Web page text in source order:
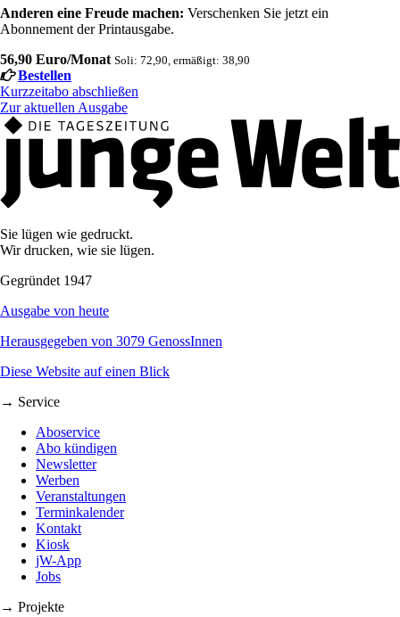
Anderen eine Freude machen: Verschenken Sie jetzt ein
Abonnement der Printausgabe.
56,90 Euro/Monat Soli: 72,90, ermäßigt: 38,90
Bestellen
Kurzzeitabo abschließen
Zur aktuellen Ausgabe
Sie lügen wie gedruckt.
Wir drucken, wie sie lügen.
Gegründet 1947
Ausgabe von heute
Herausgegeben von 3079 GenossInnen
Diese Website auf einen Blick
→ Service
Aboservice
Abo kündigen
Newsletter
Werben
Veranstaltungen
Terminkalender
Kontakt
Kiosk
jW-App
Jobs
→ Projekte